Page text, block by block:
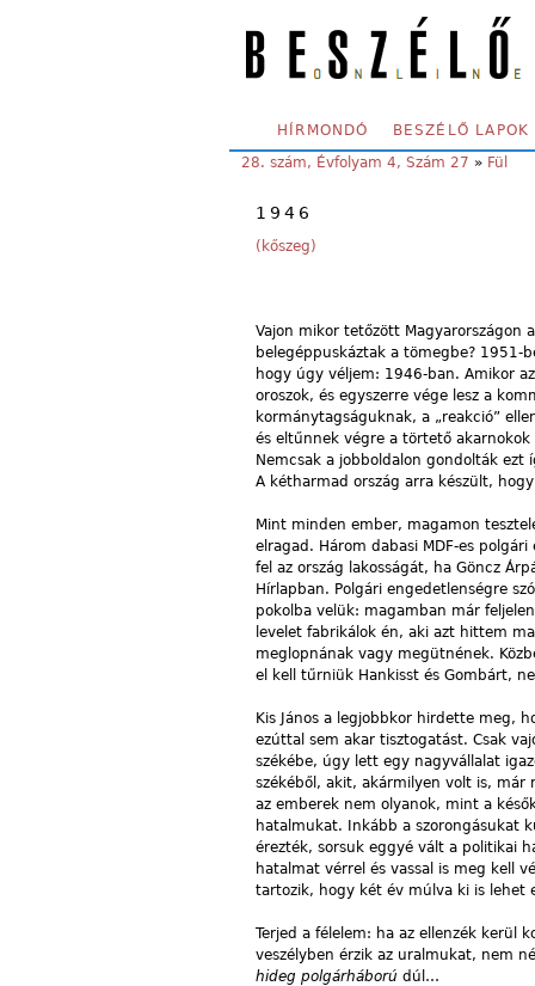
SECONDARY MENU
HÍRMONDÓ BESZÉLŐ LAPOK
YOU ARE HERE:
28. szám, Évfolyam 4, Szám 27 » Fül
1946
(kőszeg)
Vajon mikor tetőzött Magyarországon
belegéppuskáztak a tömegbe? 1951-
hogy úgy véljem: 1946-ban. Amikor
oroszok, és egyszerre vége lesz a
kormánytagságuknak, a „reakció”
és eltűnnek végre a törtető
Nemcsak a jobboldalon gondolták
A kétharmad ország arra készült,
Mint minden ember, magamon
elragad. Három dabasi MDF-es
fel az ország lakosságát, ha Göncz
Hírlapban. Polgári engedetlenségre
pokolba velük: magamban már
levelet fabrikálok én, aki azt hittem
meglopnának vagy megütnének.
el kell tűrniük Hankisst és Gombárt,
Kis János a legjobbkor hirdette meg,
ezúttal sem akar tisztogatást. Csak
székébe, úgy lett egy nagyvállalat
székéből, akit, akármilyen volt is, már
az emberek nem olyanok, mint a
hatalmukat. Inkább a szorongásukat
érezték, sorsuk eggyé vált a politikai
hatalmat vérrel és vassal is meg kell
tartozik, hogy két év múlva ki is lehet
Terjed a félelem: ha az ellenzék kerül
veszélyben érzik az uralmukat, nem
hideg polgárháború dúl…